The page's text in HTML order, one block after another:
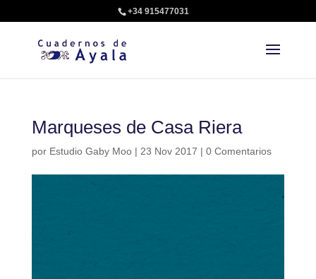
+34 915477031
Marqueses de Casa Riera
por Estudio Gaby Moo| 23 Nov 2017 | 0 Comentarios